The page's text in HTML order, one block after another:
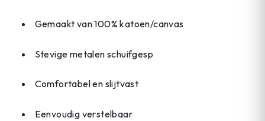
Gemaakt van 100% katoen/canvas
Stevige metalen schuifgesp
Comfortabel en slijtvast
Eenvoudig verstelbaar